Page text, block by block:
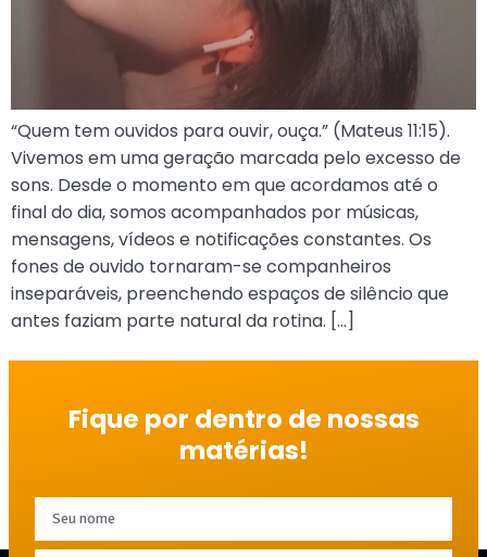
“Quem tem ouvidos para ouvir, ouça.” (Mateus 11:15).
Vivemos em uma geração marcada pelo excesso de
sons. Desde o momento em que acordamos até o
final do dia, somos acompanhados por músicas,
mensagens, vídeos e notificações constantes. Os
fones de ouvido tornaram-se companheiros
inseparáveis, preenchendo espaços de silêncio que
antes faziam parte natural da rotina. […]
Fique por dentro de nossas
matérias!